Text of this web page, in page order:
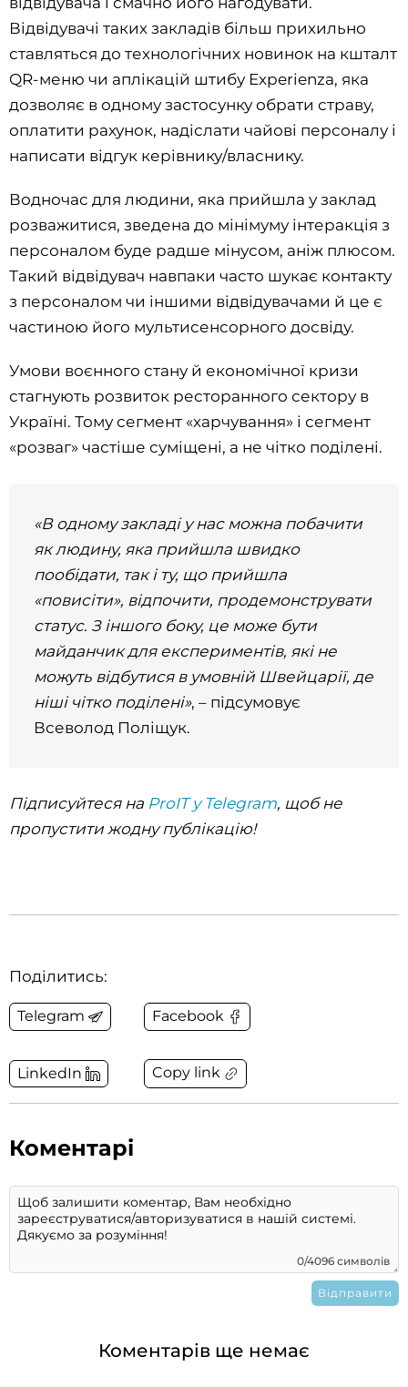
Відвідувачі таких закладів більш прихильно
ставляться до технологічних новинок на кшталт
QR-меню чи аплікацій штибу Experienza, яка
дозволяє в одному застосунку обрати страву,
оплатити рахунок, надіслати чайові персоналу і
написати відгук керівнику/власнику.
Водночас для людини, яка прийшла у заклад
розважитися, зведена до мінімуму інтеракція з
персоналом буде радше мінусом, аніж плюсом.
Такий відвідувач навпаки часто шукає контакту
з персоналом чи іншими відвідувачами й це є
частиною його мультисенсорного досвіду.
Умови воєнного стану й економічної кризи
стагнують розвиток ресторанного сектору в
Україні. Тому сегмент «харчування» і сегмент
«розваг» частіше суміщені, а не чітко поділені.
«В одному закладі у нас можна побачити
як людину, яка прийшла швидко
пообідати, так і ту, що прийшла
«повисіти», відпочити, продемонструвати
статус. З іншого боку, це може бути
майданчик для експериментів, які не
можуть відбутися в умовній Швейцарії, де
ніші чітко поділені», – підсумовує
Всеволод Поліщук.
Підписуйтеся на ProIT у Telegram, щоб не
пропустити жодну публікацію!
Поділитись:
Telegram Facebook
LinkedIn Copy link
Коментарі
0/4096 символів
Коментарів ще немає